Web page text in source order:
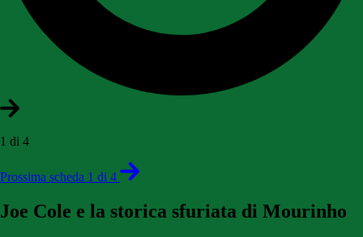
1 di 4
Prossima scheda 1 di 4
Joe Cole e la storica sfuriata di Mourinho